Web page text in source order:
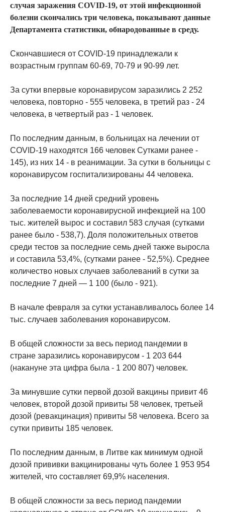
случая заражения COVID-19, от этой инфекционной
болезни скончались три человека, показывают данные
Департамента статистики, обнародованные в среду.
Скончавшиеся от COVID-19 принадлежали к
возрастным группам 60-69, 70-79 и 90-99 лет.
За сутки впервые коронавирусом заразились 2 252
человека, повторно - 555 человека, в третий раз - 24
человека, в четвертый раз - 1 человек.
По последним данным, в больницах на лечении от
COVID-19 находятся 166 человек Сутками ранее -
145), из них 14 - в реанимации. За сутки в больницы с
коронавирусом госпитализированы 44 человека.
За последние 14 дней средний уровень
заболеваемости коронавирусной инфекцией на 100
тыс. жителей вырос и составил 583 случая (сутками
ранее было - 538,7). Доля положительных ответов
среди тестов за последние семь дней также выросла
и составила 53,4%, (сутками ранее - 52,5%). Среднее
количество новых случаев заболеваний в сутки за
последние 7 дней — 1 100 (было - 921).
В начале февраля за сутки устанавливалось более 14
тыс. случаев заболевания коронавирусом.
В общей сложности за весь период пандемии в
стране заразились коронавирусом - 1 203 644
(накануне эта цифра была - 1 200 807) человек.
За минувшие сутки первой дозой вакцины привит 46
человек, второй дозой привиты 58 человек, третьей
дозой (ревакцинация) привиты 58 человека. Всего за
сутки привиты 185 человек.
По последним данным, в Литве как минимум одной
дозой прививки вакцинированы чуть более 1 953 954
жителей, что составляет 69,9% населения.
В общей сложности за весь период пандемии